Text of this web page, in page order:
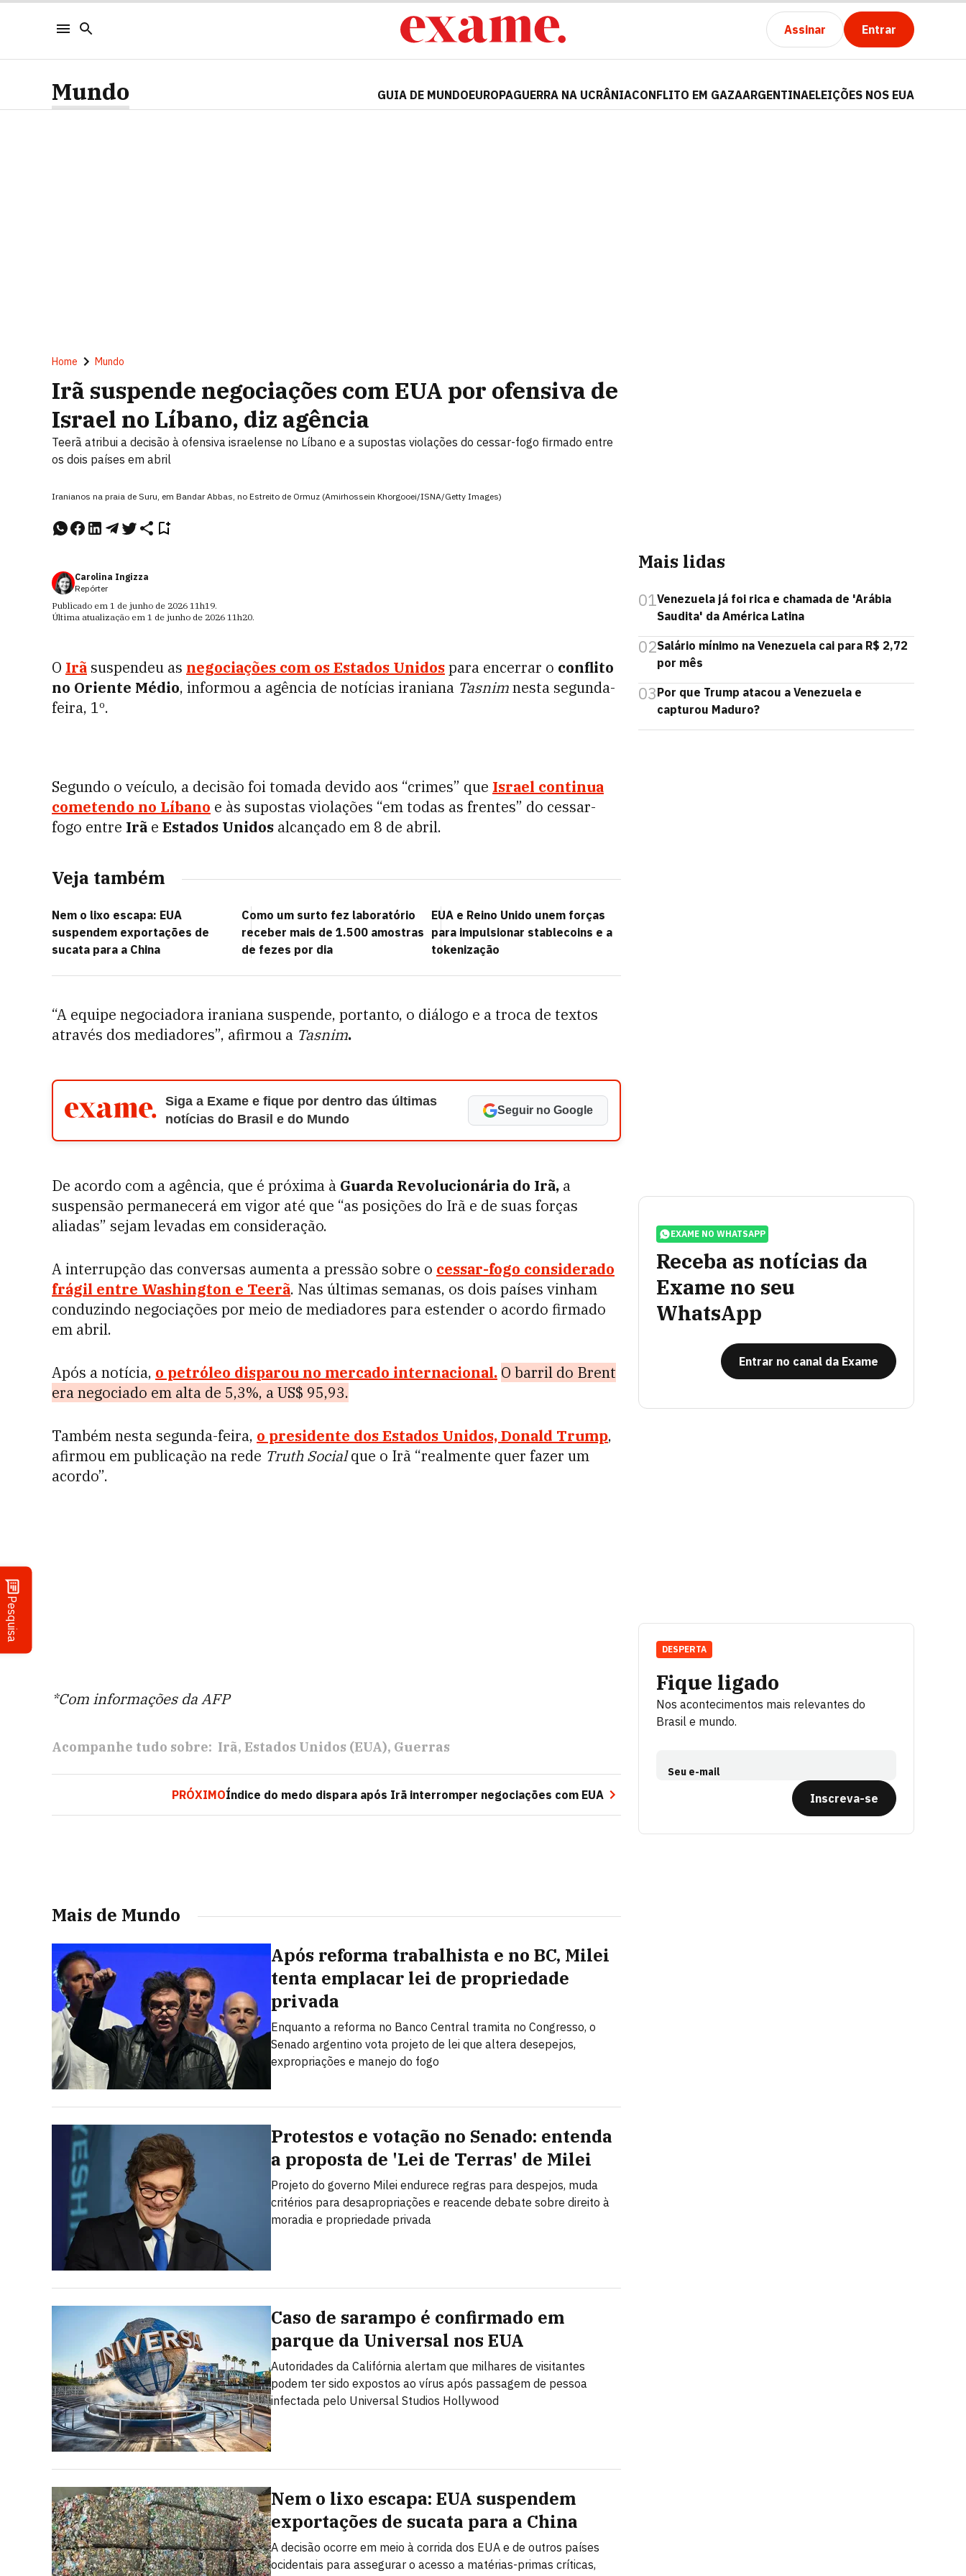
Assinar Entrar
Pesquisa
Mundo GUIA DE MUNDOEUROPAGUERRA NA UCRÂNIACONFLITO EM GAZAARGENTINAELEIÇÕES NOS EUA
Home Mundo
Irã suspende negociações com EUA por ofensiva de
Israel no Líbano, diz agência
Teerã atribui a decisão à ofensiva israelense no Líbano e a supostas violações do cessar-fogo firmado entre
os dois países em abril
Iranianos na praia de Suru, em Bandar Abbas, no Estreito de Ormuz (Amirhossein Khorgooei/ISNA/Getty Images)
Carolina Ingizza
Repórter
Publicado em 1 de junho de 2026 11h19.
Última atualização em 1 de junho de 2026 11h20.
O Irã suspendeu as negociações com osEstados Unidospara encerrar o conflito
no Oriente Médio, informou a agência de notícias iraniana Tasnimnesta segunda-
feira, 1º.
Segundo o veículo, a decisão foi tomada devido aos “crimes” que Israel continua
cometendo no Líbano e às supostas violações “em todas as frentes” do cessar-
fogo entre Irã e Estados Unidos alcançado em 8 de abril.
Veja também
Nem o lixo escapa: EUA
suspendem exportações de
sucata para a China
Como um surto fez laboratório
receber mais de 1.500 amostras
de fezes por dia
EUA e Reino Unido unem forças
para impulsionar stablecoins e a
tokenização
“A equipe negociadora iraniana suspende, portanto, o diálogo e a troca de textos
através dos mediadores”, afirmou a Tasnim.
Siga a Exame e fique por dentro das últimas
notícias do Brasil e do Mundo
Seguir no Google
De acordo com a agência, que é próxima à Guarda Revolucionária do Irã, a
suspensão permanecerá em vigor até que “as posições do Irã e de suas forças
aliadas” sejam levadas em consideração.
A interrupção das conversas aumenta a pressão sobre o cessar-fogo considerado
frágil entre Washington e Teerã. Nas últimas semanas, os dois países vinham
conduzindo negociações por meio de mediadores para estender o acordo firmado
em abril.
Após a notícia, o petróleo disparou no mercado internacional. O barril do Brent
era negociado em alta de 5,3%, a US$ 95,93.
Também nesta segunda-feira, o presidente dos Estados Unidos, Donald Trump,
afirmou em publicação na rede Truth Socialque o Irã “realmente quer fazer um
acordo”.
*Com informações da AFP
Acompanhe tudo sobre: Irã Estados Unidos (EUA) Guerras
PRÓXIMOÍndice do medo dispara após Irã interromper negociações com EUA
Mais de Mundo
Após reforma trabalhista e no BC, Milei
tenta emplacar lei de propriedade
privada
Enquanto a reforma no Banco Central tramita no Congresso, o
Senado argentino vota projeto de lei que altera desepejos,
expropriações e manejo do fogo
Protestos e votação no Senado: entenda
a proposta de 'Lei de Terras' de Milei
Projeto do governo Milei endurece regras para despejos, muda
critérios para desapropriações e reacende debate sobre direito à
moradia e propriedade privada
Caso de sarampo é confirmado em
parque da Universal nos EUA
Autoridades da Califórnia alertam que milhares de visitantes
podem ter sido expostos ao vírus após passagem de pessoa
infectada pelo Universal Studios Hollywood
Nem o lixo escapa: EUA suspendem
exportações de sucata para a China
A decisão ocorre em meio à corrida dos EUA e de outros países
ocidentais para assegurar o acesso a matérias-primas críticas,
Mais lidas
01Venezuela já foi rica e chamada de 'Arábia
Saudita' da América Latina
02Salário mínimo na Venezuela cai para R$ 2,72
por mês
03Por que Trump atacou a Venezuela e
capturou Maduro?
EXAME NO WHATSAPP
Receba as notícias da
Exame no seu
WhatsApp
Entrar no canal da Exame
Fique ligado
Nos acontecimentos mais relevantes do
Brasil e mundo.
Seu e-mail
Inscreva-se
DESPERTA